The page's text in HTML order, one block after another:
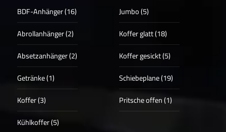
BDF-Anhänger (16)
Abrollanhänger (2)
Absetzanhänger (2)
Getränke (1)
Koffer (3)
Kühlkoffer (5)
Jumbo (5)
Koffer glatt (18)
Koffer gesickt (5)
Schiebeplane (19)
Pritsche offen (1)